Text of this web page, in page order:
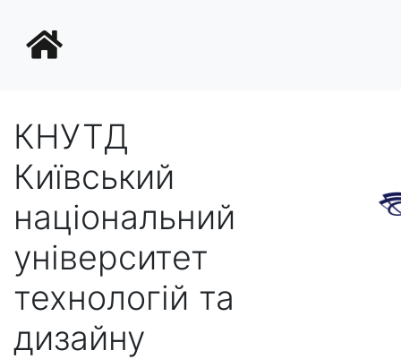
КНУТД
Київський
національний
університет
технологій та
дизайну